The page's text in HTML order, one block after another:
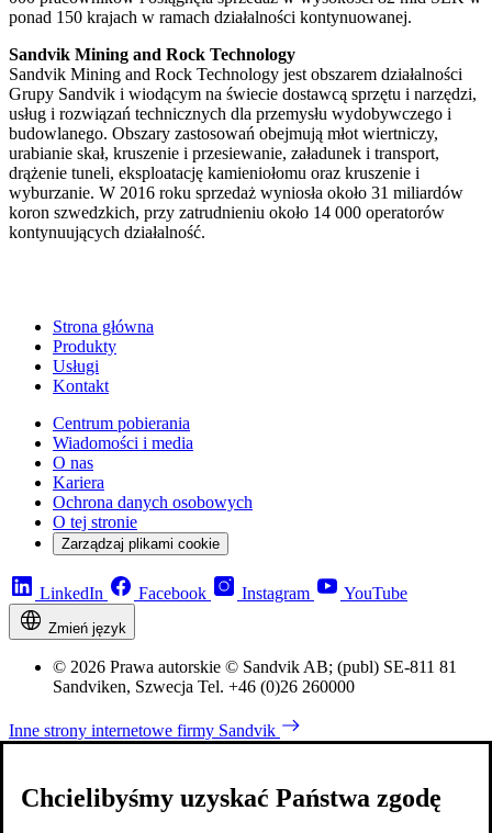
ponad 150 krajach w ramach działalności kontynuowanej.
Sandvik Mining and Rock Technology
Sandvik Mining and Rock Technology jest obszarem działalności
Grupy Sandvik i wiodącym na świecie dostawcą sprzętu i narzędzi,
usług i rozwiązań technicznych dla przemysłu wydobywczego i
budowlanego. Obszary zastosowań obejmują młot wiertniczy,
urabianie skał, kruszenie i przesiewanie, załadunek i transport,
drążenie tuneli, eksploatację kamieniołomu oraz kruszenie i
wyburzanie. W 2016 roku sprzedaż wyniosła około 31 miliardów
koron szwedzkich, przy zatrudnieniu około 14 000 operatorów
kontynuujących działalność.
Strona główna
Produkty
Usługi
Kontakt
Centrum pobierania
Wiadomości i media
O nas
Kariera
Ochrona danych osobowych
O tej stronie
Zarządzaj plikami cookie
LinkedIn Facebook Instagram YouTube
Zmień język
© 2026 Prawa autorskie © Sandvik AB; (publ) SE-811 81
Sandviken, Szwecja Tel. +46 (0)26 260000
Inne strony internetowe firmy Sandvik
Chcielibyśmy uzyskać Państwa zgodę